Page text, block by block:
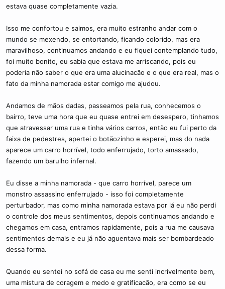
estava quase completamente vazia.
Isso me confortou e saimos, era muito estranho andar com o
mundo se mexendo, se entortando, ficando colorido, mas era
maravilhoso, continuamos andando e eu fiquei contemplando tudo,
foi muito bonito, eu sabia que estava me arriscando, pois eu
poderia não saber o que era uma alucinacão e o que era real, mas o
fato da minha namorada estar comigo me ajudou.
Andamos de mãos dadas, passeamos pela rua, conhecemos o
bairro, teve uma hora que eu quase entrei em desespero, tinhamos
que atravessar uma rua e tinha vários carros, então eu fui perto da
faixa de pedestres, apertei o botãozinho e esperei, mas do nada
aparece um carro horrível, todo enferrujado, torto amassado,
fazendo um barulho infernal.
Eu disse a minha namorada - que carro horrível, parece um
monstro assassino enferrujado - isso foi completamente
perturbador, mas como minha namorada estava por lá eu não perdi
o controle dos meus sentimentos, depois continuamos andando e
chegamos em casa, entramos rapidamente, pois a rua me causava
sentimentos demais e eu já não aguentava mais ser bombardeado
dessa forma.
Quando eu sentei no sofá de casa eu me senti incrivelmente bem,
uma mistura de coragem e medo e gratificacão, era como se eu